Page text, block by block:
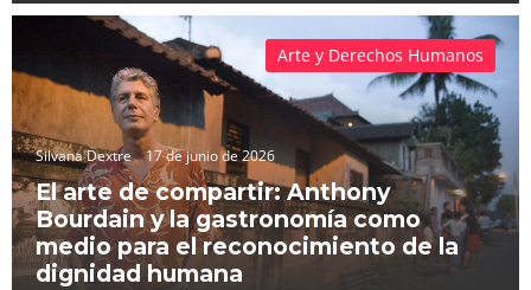
Silvana Dextre 17 de junio de 2026
El arte de compartir: Anthony
Bourdain y la gastronomía como
medio para el reconocimiento de la
dignidad humana
Arte y Derechos Humanos